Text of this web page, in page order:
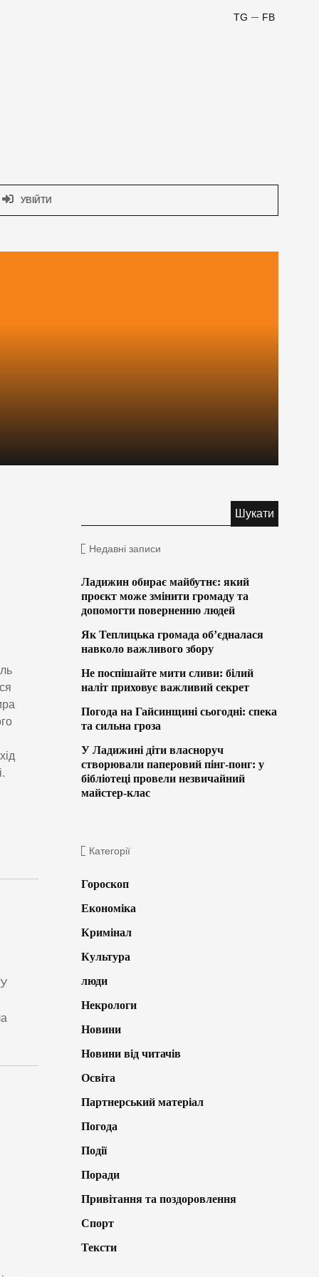
FB
TG
УВІЙТИ
Недавні записи
Ладижин обирає майбутнє: який
проєкт може змінити громаду та
допомогти поверненню людей
Як Теплицька громада об’єдналася
навколо важливого збору
Не поспішайте мити сливи: білий
наліт приховує важливий секрет
Погода на Гайсинщині сьогодні: спека
та сильна гроза
У Ладижині діти власноруч
створювали паперовий пінг-понг: у
бібліотеці провели незвичайний
майстер-клас
Категорії
Гороскоп
Економіка
Кримінал
Культура
люди
Некрологи
Новини
Новини від читачів
Освіта
Партнерський матеріал
Погода
Події
Поради
Привітання та поздоровлення
Спорт
Тексти